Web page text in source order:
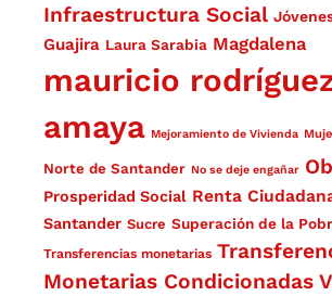
Infraestructura Social
Guajira Laura Sarabia Magdalena
mauricio
amaya Mejoramiento de Vivienda
Norte de Santander No se deje engañar
Prosperidad Social Renta
Santander Sucre Superación de la
Transferencias monetarias
Monetarias Condicionadas